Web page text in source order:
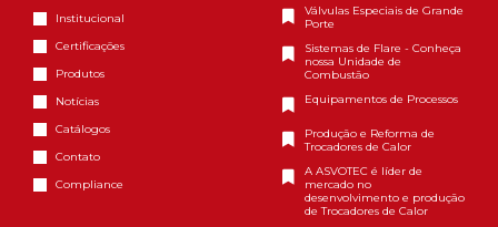
Institucional
Certificações
Produtos
Notícias
Catálogos
Contato
Compliance
Válvulas Especiais de Grande
Porte
Sistemas de Flare - Conheça
nossa Unidade de
Combustão
Equipamentos de Processos
Produção e Reforma de
Trocadores de Calor
A ASVOTEC é líder de
mercado no
desenvolvimento e produção
de Trocadores de Calor